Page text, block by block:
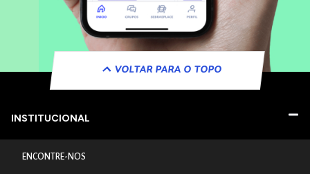
VOLTAR PARA O TOPO
INSTITUCIONAL
ENCONTRE-NOS